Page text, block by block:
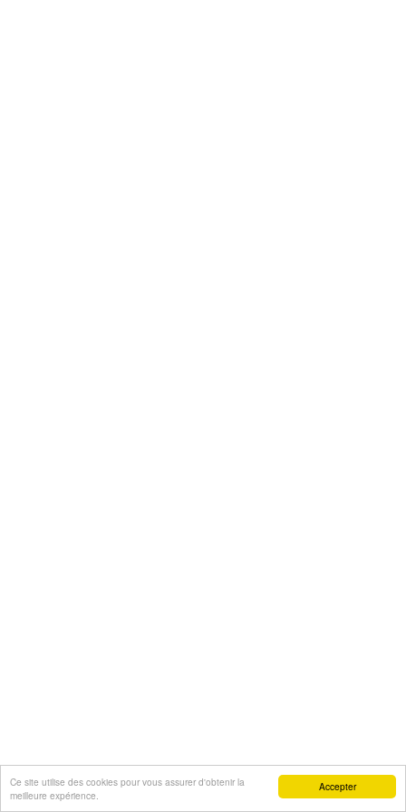
Accepter
Ce site utilise des cookies pour vous assurer d'obtenir la
meilleure expérience.